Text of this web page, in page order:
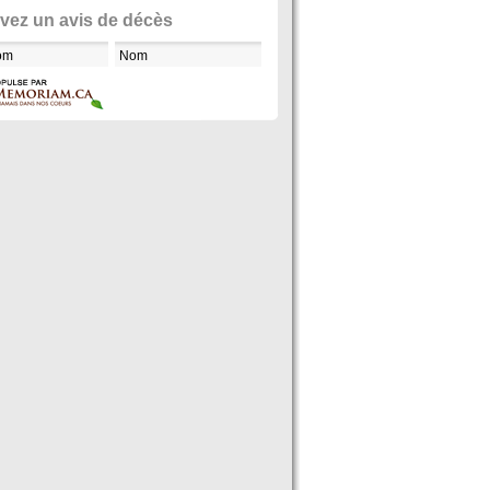
un avis de décès